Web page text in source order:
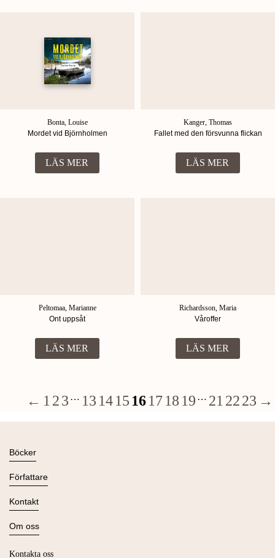
Bonta, Louise
Mordet vid Björnholmen
LÄS MER
Kanger, Thomas
Fallet med den försvunna flickan
LÄS MER
Peltomaa, Marianne
Ont uppsåt
LÄS MER
Richardsson, Maria
Våroffer
LÄS MER
← 1 23 … 13 1415 1617 18 19 … 21 2223 →
Kontakta oss
Böcker
Alla böcker
Ljudböcker
Nyheter
Författare
Se alla
Kontakt
Kontakta oss
Press
Kataloger
Om oss